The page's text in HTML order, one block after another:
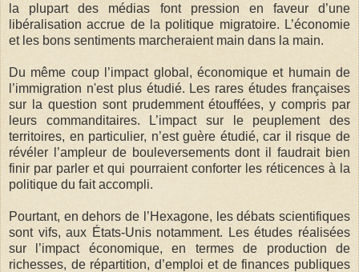
la plupart des médias font pression en faveur d’une
libéralisation accrue de la politique migratoire. L’économie
et les bons sentiments marcheraient main dans la main.
Du même coup l’impact global, économique et humain de
l’immigration n'est plus étudié. Les rares études françaises
sur la question sont prudemment étouffées, y compris par
leurs commanditaires. L’impact sur le peuplement des
territoires, en particulier, n’est guère étudié, car il risque de
révéler l’ampleur de bouleversements dont il faudrait bien
finir par parler et qui pourraient conforter les réticences à la
politique du fait accompli.
Pourtant, en dehors de l’Hexagone, les débats scientifiques
sont vifs, aux États-Unis notamment. Les études réalisées
sur l’impact économique, en termes de production de
richesses, de répartition, d’emploi et de finances publiques